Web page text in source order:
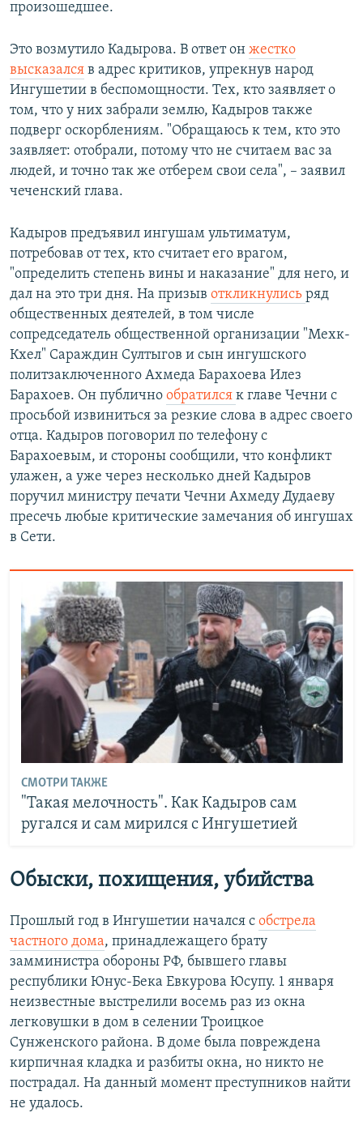
произошедшее.
Это возмутило Кадырова. В ответ он жестко
высказался в адрес критиков, упрекнув народ
Ингушетии в беспомощности. Тех, кто заявляет о
том, что у них забрали землю, Кадыров также
подверг оскорблениям. "Обращаюсь к тем, кто это
заявляет: отобрали, потому что не считаем вас за
людей, и точно так же отберем свои села", – заявил
чеченский глава.
Кадыров предъявил ингушам ультиматум,
потребовав от тех, кто считает его врагом,
"определить степень вины и наказание" для него, и
дал на это три дня. На призыв откликнулись ряд
общественных деятелей, в том числе
сопредседатель общественной организации "Мехк-
Кхел" Сараждин Султыгов и сын ингушского
политзаключенного Ахмеда Барахоева Илез
Барахоев. Он публично обратился к главе Чечни с
просьбой извиниться за резкие слова в адрес своего
отца. Кадыров поговорил по телефону с
Барахоевым, и стороны сообщили, что конфликт
улажен, а уже через несколько дней Кадыров
поручил министру печати Чечни Ахмеду Дудаеву
пресечь любые критические замечания об ингушах
в Сети.
СМОТРИ ТАКЖЕ
"Такая мелочность". Как Кадыров сам
ругался и сам мирился с Ингушетией
Обыски, похищения, убийства
Прошлый год в Ингушетии начался с обстрела
частного дома, принадлежащего брату
замминистра обороны РФ, бывшего главы
республики Юнус-Бека Евкурова Юсупу. 1 января
неизвестные выстрелили восемь раз из окна
легковушки в дом в селении Троицкое
Сунженского района. В доме была повреждена
кирпичная кладка и разбиты окна, но никто не
пострадал. На данный момент преступников найти
не удалось.